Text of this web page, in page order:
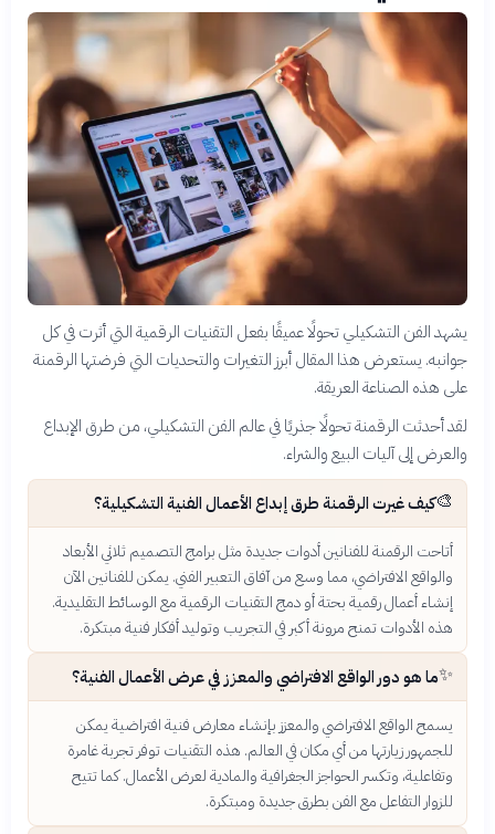
يشهد الفن التشكيلي تحولًا عميقًا بفعل التقنيات الرقمية التي أثرت في كل
جوانبه. يستعرض هذا المقال أبرز التغيرات والتحديات التي فرضتها الرقمنة
على هذه الصناعة العريقة.
لقد أحدثت الرقمنة تحولًا جذريًا في عالم الفن التشكيلي، من طرق الإبداع
والعرض إلى آليات البيع والشراء.
🎨كيف غيرت الرقمنة طرق إبداع الأعمال الفنية التشكيلية؟
أتاحت الرقمنة للفنانين أدوات جديدة مثل برامج التصميم ثلاثي الأبعاد
والواقع الافتراضي، مما وسع من آفاق التعبير الفني. يمكن للفنانين الآن
إنشاء أعمال رقمية بحتة أو دمج التقنيات الرقمية مع الوسائط التقليدية.
هذه الأدوات تمنح مرونة أكبر في التجريب وتوليد أفكار فنية مبتكرة.
✨ما هو دور الواقع الافتراضي والمعزز في عرض الأعمال الفنية؟
يسمح الواقع الافتراضي والمعزز بإنشاء معارض فنية افتراضية يمكن
للجمهور زيارتها من أي مكان في العالم. هذه التقنيات توفر تجربة غامرة
وتفاعلية، وتكسر الحواجز الجغرافية والمادية لعرض الأعمال. كما تتيح
للزوار التفاعل مع الفن بطرق جديدة ومبتكرة.